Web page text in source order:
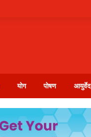
योग पोषण आयुर्वेद